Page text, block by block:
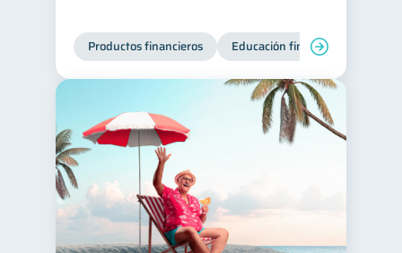
Productos financieros Educación financiera